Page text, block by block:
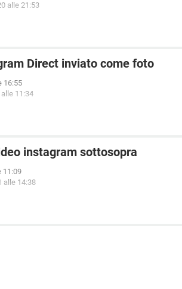
alle 21:53
Direct inviato come foto
16:55
11:34
instagram sottosopra
11:09
alle 14:38